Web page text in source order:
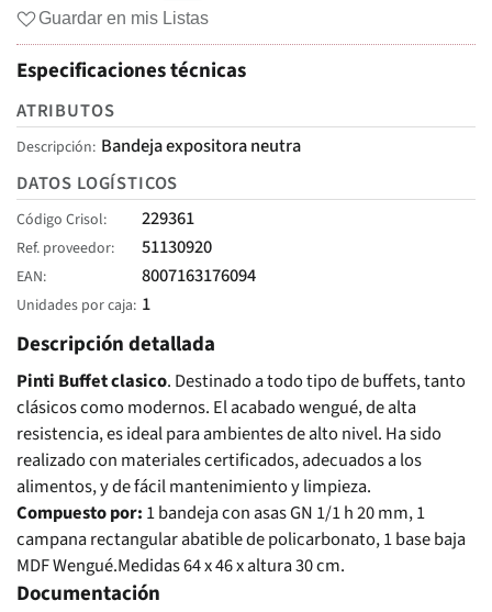
Guardar en mis Listas
Especificaciones técnicas
ATRIBUTOS
Descripción Bandeja expositora neutra
DATOS LOGÍSTICOS
Código Crisol 229361
Ref. proveedor 51130920
EAN 8007163176094
Unidades por caja 1
Descripción detallada
Pinti Buffet clasico. Destinado a todo tipo de buffets, tanto
clásicos como modernos. El acabado wengué, de alta
resistencia, es ideal para ambientes de alto nivel. Ha sido
realizado con materiales certificados, adecuados a los
alimentos, y de fácil mantenimiento y limpieza.
Compuesto por: 1 bandeja con asas GN 1/1 h 20 mm, 1
campana rectangular abatible de policarbonato, 1 base baja
MDF Wengué.Medidas 64 x 46 x altura 30 cm.
Documentación